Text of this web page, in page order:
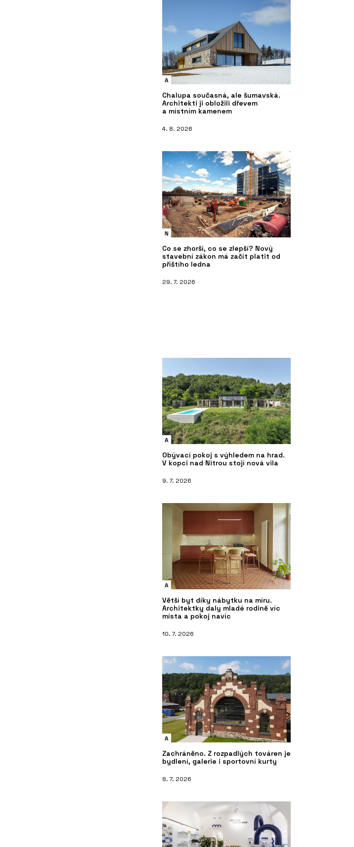
A
Chalupa současná, ale šumavská.
Architekti ji obložili dřevem
a místním kamenem
4. 8. 2026
N
Co se zhorší, co se zlepší? Nový
stavební zákon má začít platit od
příštího ledna
29. 7. 2026
A
Obývací pokoj s výhledem na hrad.
V kopci nad Nitrou stojí nová vila
9. 7. 2026
A
Větší byt díky nábytku na míru.
Architektky daly mladé rodině víc
místa a pokoj navíc
10. 7. 2026
A
Zachráněno. Z rozpadlých továren je
bydlení, galerie i sportovní kurty
8. 7. 2026